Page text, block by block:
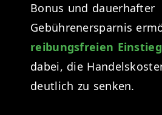
Bonus und dauerhafter
Gebührenersparnis
reibungsfreien Einstieg
dabei, die
deutlich zu senken.